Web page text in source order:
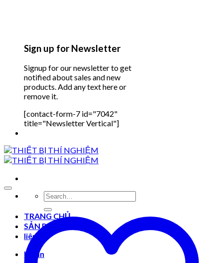
Sign up for Newsletter
Signup for our newsletter to get
notified about sales and new
products. Add any text here or
remove it.
[contact-form-7 id="7042"
title="Newsletter Vertical"]
Search
for:
TRANG CHỦ
SẢN PHẨM
liên hệ
Login